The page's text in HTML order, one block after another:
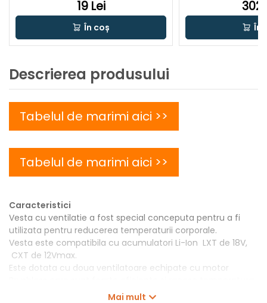
19 Lei
În coș
302
În
Descrierea produsului
Tabelul de marimi aici >>
Tabelul de marimi aici >>
Caracteristici
Vesta cu ventilatie a fost special conceputa pentru a fi
utilizata pentru reducerea temperaturii corporale.
Vesta este compatibila cu acumulatori Li-Ion LXT de 18V,
CXT de 12Vmax.
Este dotata cu doua ventilatoare echipate cu motor
corpului in mediile de lucru calde.
Mai mult